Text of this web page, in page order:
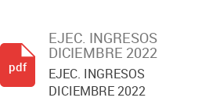
EJEC. INGRESOS
DICIEMBRE 2022
EJEC. INGRESOS
DICIEMBRE 2022
pdf